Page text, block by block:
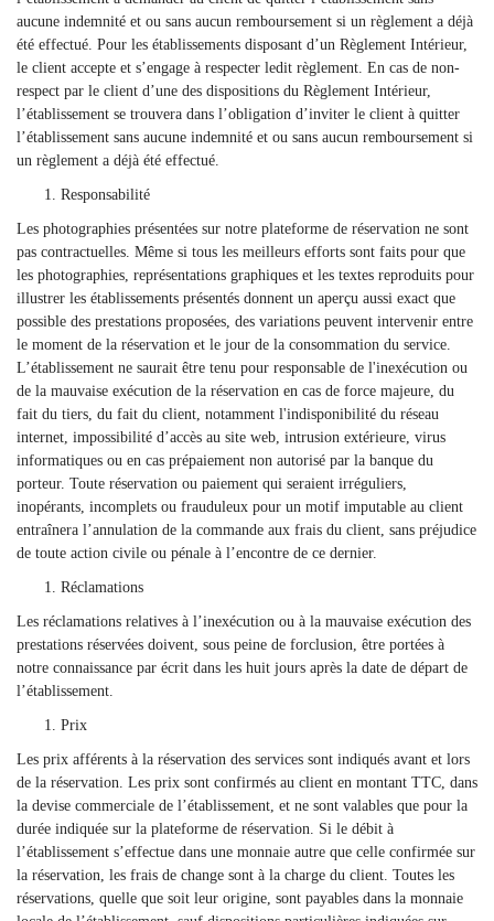
aucune indemnité et ou sans aucun remboursement si un règlement a déjà
été effectué. Pour les établissements disposant d’un Règlement Intérieur,
le client accepte et s’engage à respecter ledit règlement. En cas de non-
respect par le client d’une des dispositions du Règlement Intérieur,
l’établissement se trouvera dans l’obligation d’inviter le client à quitter
l’établissement sans aucune indemnité et ou sans aucun remboursement si
un règlement a déjà été effectué.
Responsabilité
Les photographies présentées sur notre plateforme de réservation ne sont
pas contractuelles. Même si tous les meilleurs efforts sont faits pour que
les photographies, représentations graphiques et les textes reproduits pour
illustrer les établissements présentés donnent un aperçu aussi exact que
possible des prestations proposées, des variations peuvent intervenir entre
le moment de la réservation et le jour de la consommation du service.
L’établissement ne saurait être tenu pour responsable de l'inexécution ou
de la mauvaise exécution de la réservation en cas de force majeure, du
fait du tiers, du fait du client, notamment l'indisponibilité du réseau
internet, impossibilité d’accès au site web, intrusion extérieure, virus
informatiques ou en cas prépaiement non autorisé par la banque du
porteur. Toute réservation ou paiement qui seraient irréguliers,
inopérants, incomplets ou frauduleux pour un motif imputable au client
entraînera l’annulation de la commande aux frais du client, sans préjudice
de toute action civile ou pénale à l’encontre de ce dernier.
Réclamations
Les réclamations relatives à l’inexécution ou à la mauvaise exécution des
prestations réservées doivent, sous peine de forclusion, être portées à
notre connaissance par écrit dans les huit jours après la date de départ de
l’établissement.
Prix
Les prix afférents à la réservation des services sont indiqués avant et lors
de la réservation. Les prix sont confirmés au client en montant TTC, dans
la devise commerciale de l’établissement, et ne sont valables que pour la
durée indiquée sur la plateforme de réservation. Si le débit à
l’établissement s’effectue dans une monnaie autre que celle confirmée sur
la réservation, les frais de change sont à la charge du client. Toutes les
réservations, quelle que soit leur origine, sont payables dans la monnaie